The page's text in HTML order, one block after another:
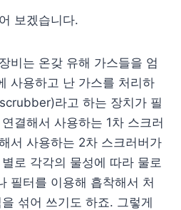
보겠습니다.
비는 온갖 유해 가스들을 엄
사용하고 난 가스를 처리하
라고 하는 장치가 필
결해서 사용하는 1차 스크러
서 사용하는 2차 스크러버가
로 각각의 물성에 따라 물로
필터를 이용해 흡착해서 처
섞어 쓰기도 하죠. 그렇게